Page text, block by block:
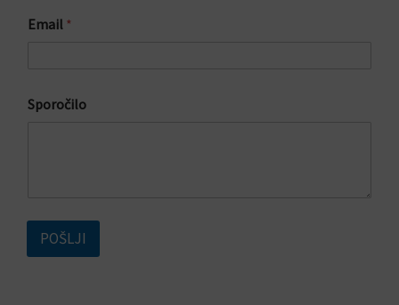
Email *
Sporočilo
POŠLJI